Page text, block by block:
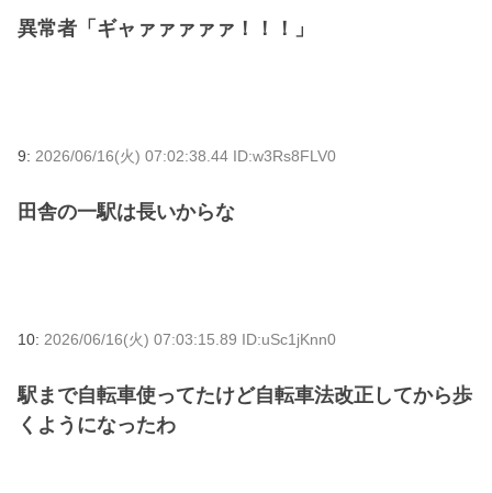
異常者「ギャァァァァァ！！！」
9: 2026/06/16(火) 07:02:38.44 ID:w3Rs8FLV0
田舎の一駅は長いからな
10: 2026/06/16(火) 07:03:15.89 ID:uSc1jKnn0
駅まで自転車使ってたけど自転車法改正してから歩
くようになったわ